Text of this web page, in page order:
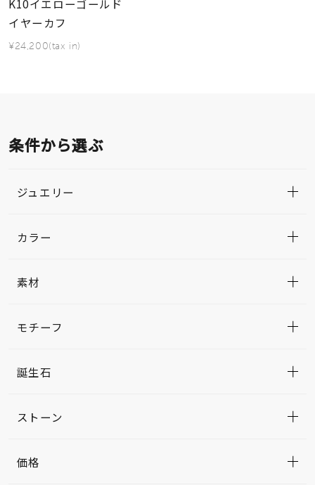
K10イエローゴールド
イヤーカフ
¥24,200(tax in)
条件から選ぶ
ジュエリー
カラー
素材
モチーフ
誕生石
ストーン
価格